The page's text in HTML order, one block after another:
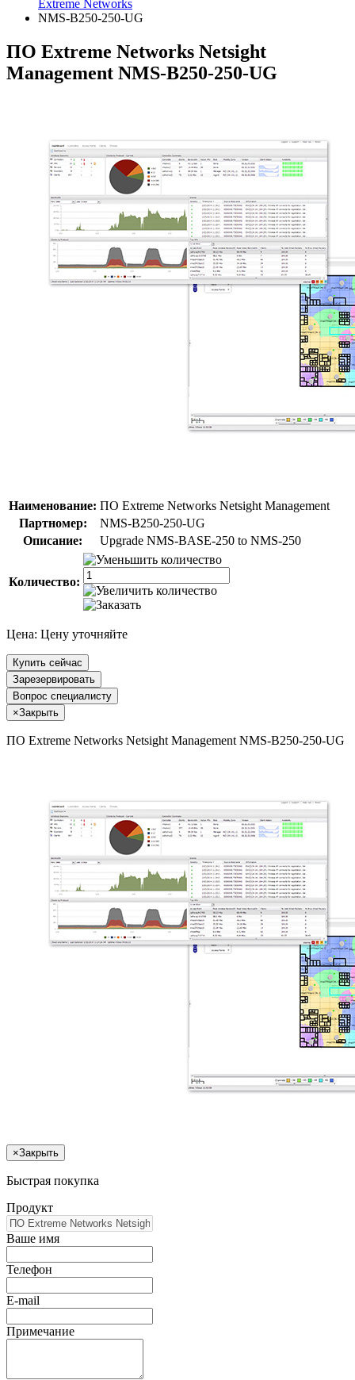
Extreme Networks
NMS-B250-250-UG
ПО Extreme Networks Netsight
Management NMS-B250-250-UG
Наименование: ПО Extreme Networks Netsight Management
Партномер:
NMS-B250-250-UG
Описание:
Upgrade NMS-BASE-250 to NMS-250
Количество:
Цена: Цену уточняйте
Купить сейчас
Зарезервировать
Вопрос специалисту
×Закрыть
ПО Extreme Networks Netsight Management NMS-B250-250-UG
×Закрыть
Быстрая покупка
Продукт
Ваше имя
Телефон
E-mail
Примечание